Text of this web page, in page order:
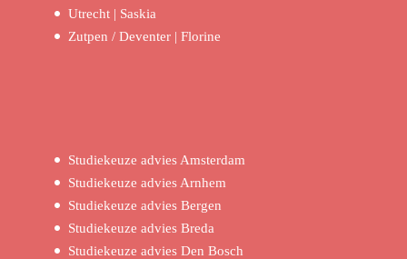
Utrecht | Saskia
Zutpen / Deventer | Florine
Studiekeuze advies Amsterdam
Studiekeuze advies Arnhem
Studiekeuze advies Bergen
Studiekeuze advies Breda
Studiekeuze advies Den Bosch